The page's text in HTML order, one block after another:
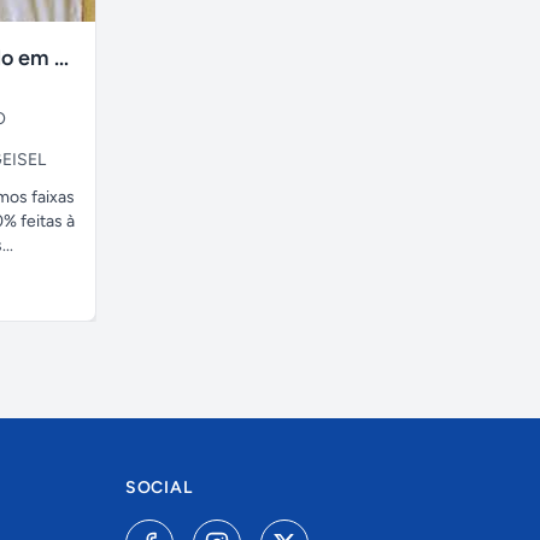
faixas no tecido em ate 24H
faixas
feitas à
SOCIAL